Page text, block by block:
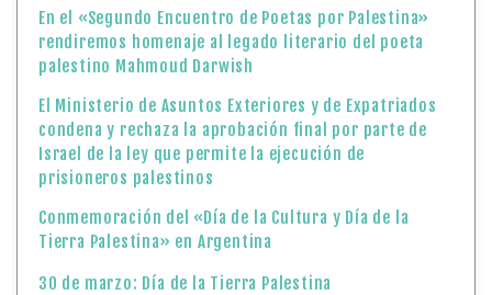
En el «Segundo Encuentro de Poetas por Palestina»
rendiremos homenaje al legado literario del poeta
palestino Mahmoud Darwish
El Ministerio de Asuntos Exteriores y de Expatriados
condena y rechaza la aprobación final por parte de
Israel de la ley que permite la ejecución de
prisioneros palestinos
Conmemoración del «Día de la Cultura y Día de la
Tierra Palestina» en Argentina
30 de marzo: Día de la Tierra Palestina